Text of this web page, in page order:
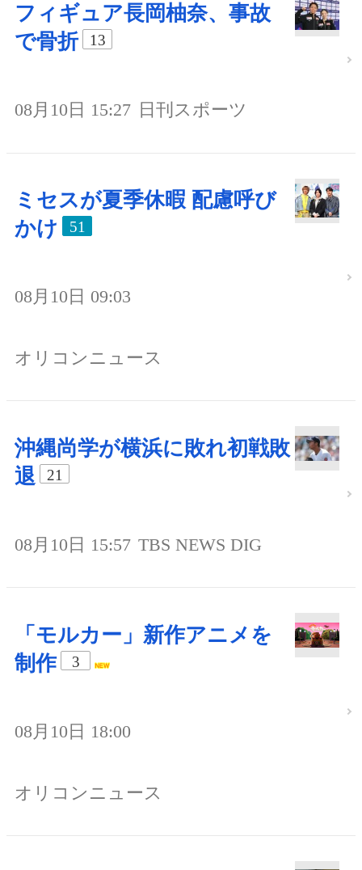
フィギュア長岡柚奈、事故
で骨折
13
08月10日 15:27 日刊スポーツ
ミセスが夏季休暇 配慮呼び
かけ
51
08月10日 09:03
オリコンニュース
沖縄尚学が横浜に敗れ初戦敗
退
21
08月10日 15:57 TBS NEWS DIG
「モルカー」新作アニメを
制作
3
08月10日 18:00
オリコンニュース